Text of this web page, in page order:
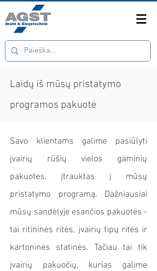
Laidų iš mūsų pristatymo
programos pakuotė
Savo klientams galime pasiūlyti
įvairių rūšių vielos gaminių
pakuotes, įtrauktas į mūsų
pristatymo programą. Dažniausiai
mūsų sandėlyje esančios pakuotės -
tai ritininės ritės, įvairių tipų ritės ir
kartoninės statinės. Tačiau tai tik
įvairių pakuočių, kurias galime